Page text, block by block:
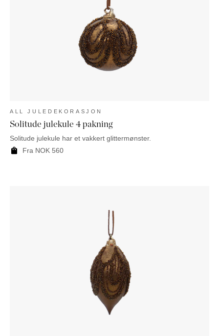
ALL JULEDEKORASJON
Solitude julekule 4 pakning
Solitude julekule har et vakkert glittermønster.
Fra NOK 560